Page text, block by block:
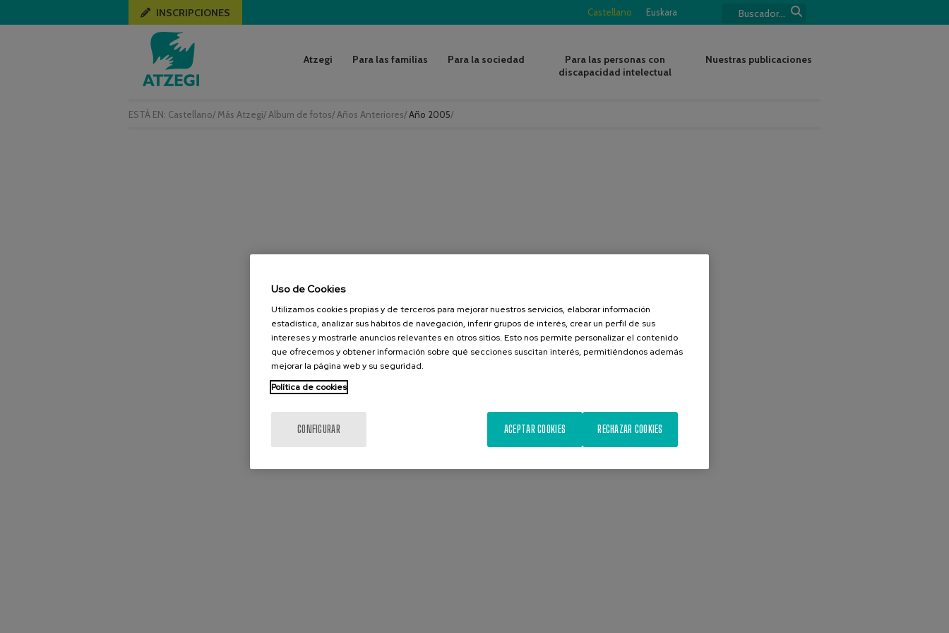
ESTÁ EN: Castellano/ Más Atzegi/ Album de fotos/ Años Anteriores/Año 2005/
Castellano Euskara
INSCRIPCIONES
Atzegi Para las familias Para la sociedad
Para las personas con
discapacidad intelectual
Nuestras publicaciones
Uso de Cookies
Utilizamos cookies propias y de terceros para mejorar nuestros servicios, elaborar información
estadística, analizar sus hábitos de navegación, inferir grupos de interés, crear un perfil de sus
intereses y mostrarle anuncios relevantes en otros sitios. Esto nos permite personalizar el contenido
que ofrecemos y obtener información sobre qué secciones suscitan interés, permitiéndonos además
mejorar la página web y su seguridad.
Política de cookies
CONFIGURAR RECHAZAR COOKIES
ACEPTAR COOKIES